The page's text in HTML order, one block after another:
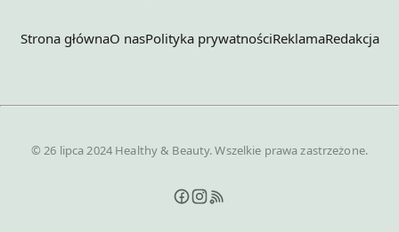
Strona głównaO nasPolityka prywatnościReklamaRedakcja
© 26 lipca 2024 Healthy & Beauty. Wszelkie prawa zastrzeżone.